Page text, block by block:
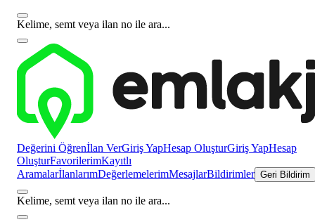
Kelime, semt veya ilan no ile ara...
Değerini Öğrenİlan VerGiriş YapHesap OluşturGiriş YapHesap
OluşturFavorilerimKayıtlı
AramalarİlanlarımDeğerlemelerimMesajlarBildirimler Geri Bildirim
Kelime, semt veya ilan no ile ara...